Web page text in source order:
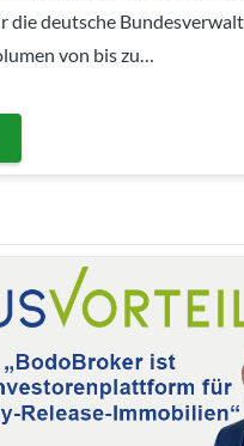
die deutsche
von bis zu…